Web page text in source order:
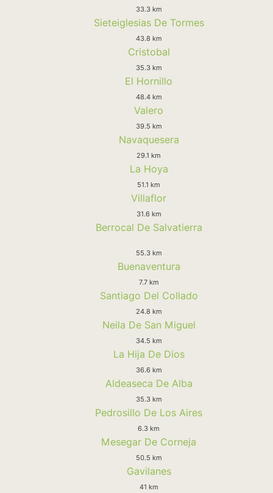
33.3 km
Sieteiglesias De Tormes
43.8 km
Cristobal
35.3 km
El Hornillo
48.4 km
Valero
39.5 km
Navaquesera
29.1 km
La Hoya
51.1 km
Villaflor
31.6 km
Berrocal De Salvatierra
55.3 km
Buenaventura
7.7 km
Santiago Del Collado
24.8 km
Neila De San Miguel
34.5 km
La Hija De Dios
36.6 km
Aldeaseca De Alba
35.3 km
Pedrosillo De Los Aires
6.3 km
Mesegar De Corneja
50.5 km
Gavilanes
41 km